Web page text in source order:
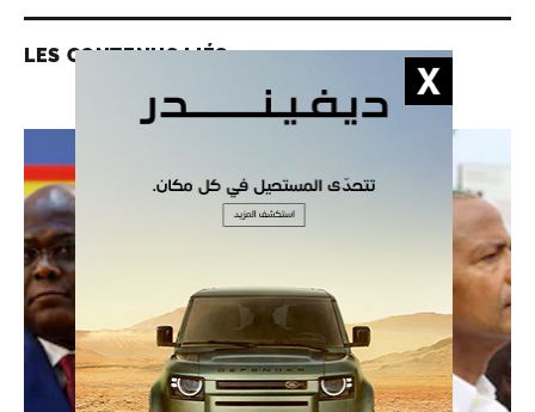
LES CONTENUS LIÉS